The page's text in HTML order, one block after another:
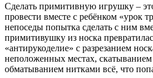
Сделать примитивную игрушку –
провести вместе с ребёнком «урок
непоседы попытка сделать с ним
примитивушку из носка
«антирукоделие» с разрезанием
неположенных местах,
обматыванием нитками всё, что